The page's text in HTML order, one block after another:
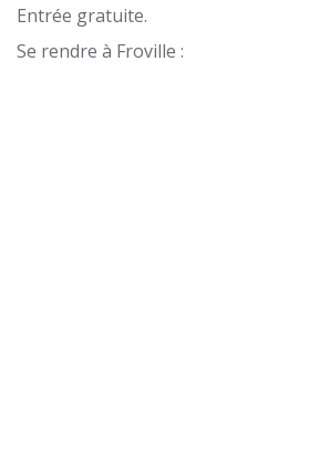
Entrée gratuite.
Se rendre à Froville :